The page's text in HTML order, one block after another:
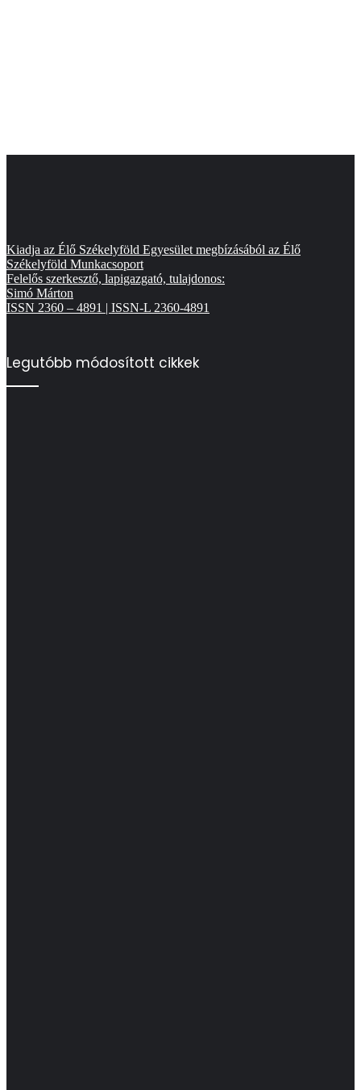
Kiadja az Élő Székelyföld Egyesület megbízásából az Élő
Székelyföld Munkacsoport
Felelős szerkesztő, lapigazgató, tulajdonos:
Simó Márton
ISSN 2360 – 4891 | ISSN-L 2360-4891
Legutóbb módosított cikkek